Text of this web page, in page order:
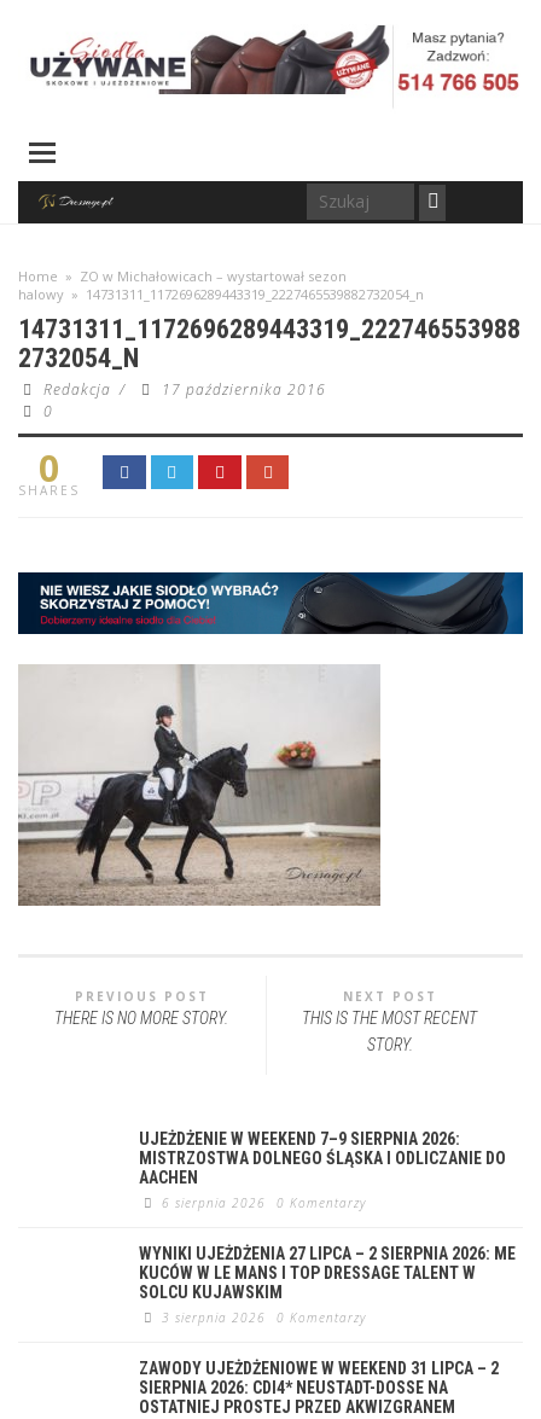
Home » ZO w Michałowicach – wystartował sezon
halowy » 14731311_1172696289443319_2227465539882732054_n
14731311_1172696289443319_222746553988
2732054_N
Redakcja /
17 października 2016
0
0
SHARES
PREVIOUS POST
THERE IS NO MORE STORY.
NEXT POST
THIS IS THE MOST RECENT
STORY.
UJEŻDŻENIE W WEEKEND 7–9 SIERPNIA 2026:
MISTRZOSTWA DOLNEGO ŚLĄSKA I ODLICZANIE DO
AACHEN
6 sierpnia 2026 0 Komentarzy
WYNIKI UJEŻDŻENIA 27 LIPCA – 2 SIERPNIA 2026: ME
KUCÓW W LE MANS I TOP DRESSAGE TALENT W
SOLCU KUJAWSKIM
3 sierpnia 2026 0 Komentarzy
ZAWODY UJEŻDŻENIOWE W WEEKEND 31 LIPCA – 2
SIERPNIA 2026: CDI4* NEUSTADT-DOSSE NA
OSTATNIEJ PROSTEJ PRZED AKWIZGRANEM